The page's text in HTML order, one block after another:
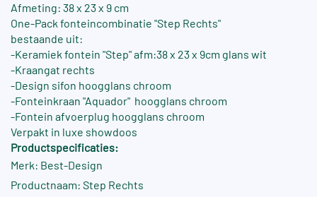
Afmeting: 38 x 23 x 9 cm
One-Pack fonteincombinatie "Step Rechts"
bestaande uit:
-Keramiek fontein "Step" afm:38 x 23 x 9cm glans wit
-Kraangat rechts
-Design sifon hoogglans chroom
-Fonteinkraan "Aquador" hoogglans chroom
-Fontein afvoerplug hoogglans chroom
Verpakt in luxe showdoos
Productspecificaties:
Merk: Best-Design
Productnaam: Step Rechts